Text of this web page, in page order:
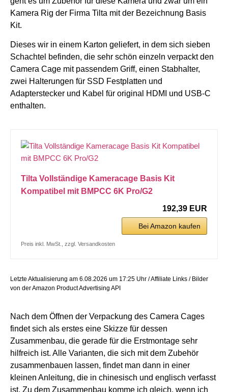
Kamera Rig der Firma Tilta mit der Bezeichnung Basis
Kit.
Dieses wir in einem Karton geliefert, in dem sich sieben
Schachtel befinden, die sehr schön einzeln verpackt den
Camera Cage mit passendem Griff, einen Stabhalter,
zwei Halterungen für SSD Festplatten und
Adapterstecker und Kabel für original HDMI und USB-C
enthalten.
Tilta Vollständige Kameracage Basis Kit
Kompatibel mit BMPCC 6K Pro/G2
192,39 EUR
Bei Amazon kaufen
Preis inkl. MwSt., zzgl. Versandkosten
Letzte Aktualisierung am 6.08.2026 um 17:25 Uhr / Affiliate Links / Bilder
von der Amazon Product Advertising API
Nach dem Öffnen der Verpackung des Camera Cages
findet sich als erstes eine Skizze für dessen
Zusammenbau, die gerade für die Erstmontage sehr
hilfreich ist. Alle Varianten, die sich mit dem Zubehör
zusammenbauen lassen, findet man dann in einer
kleinen Anleitung, die in chinesisch und englisch verfasst
ist. Zu dem Zusammenbau komme ich gleich, wenn ich